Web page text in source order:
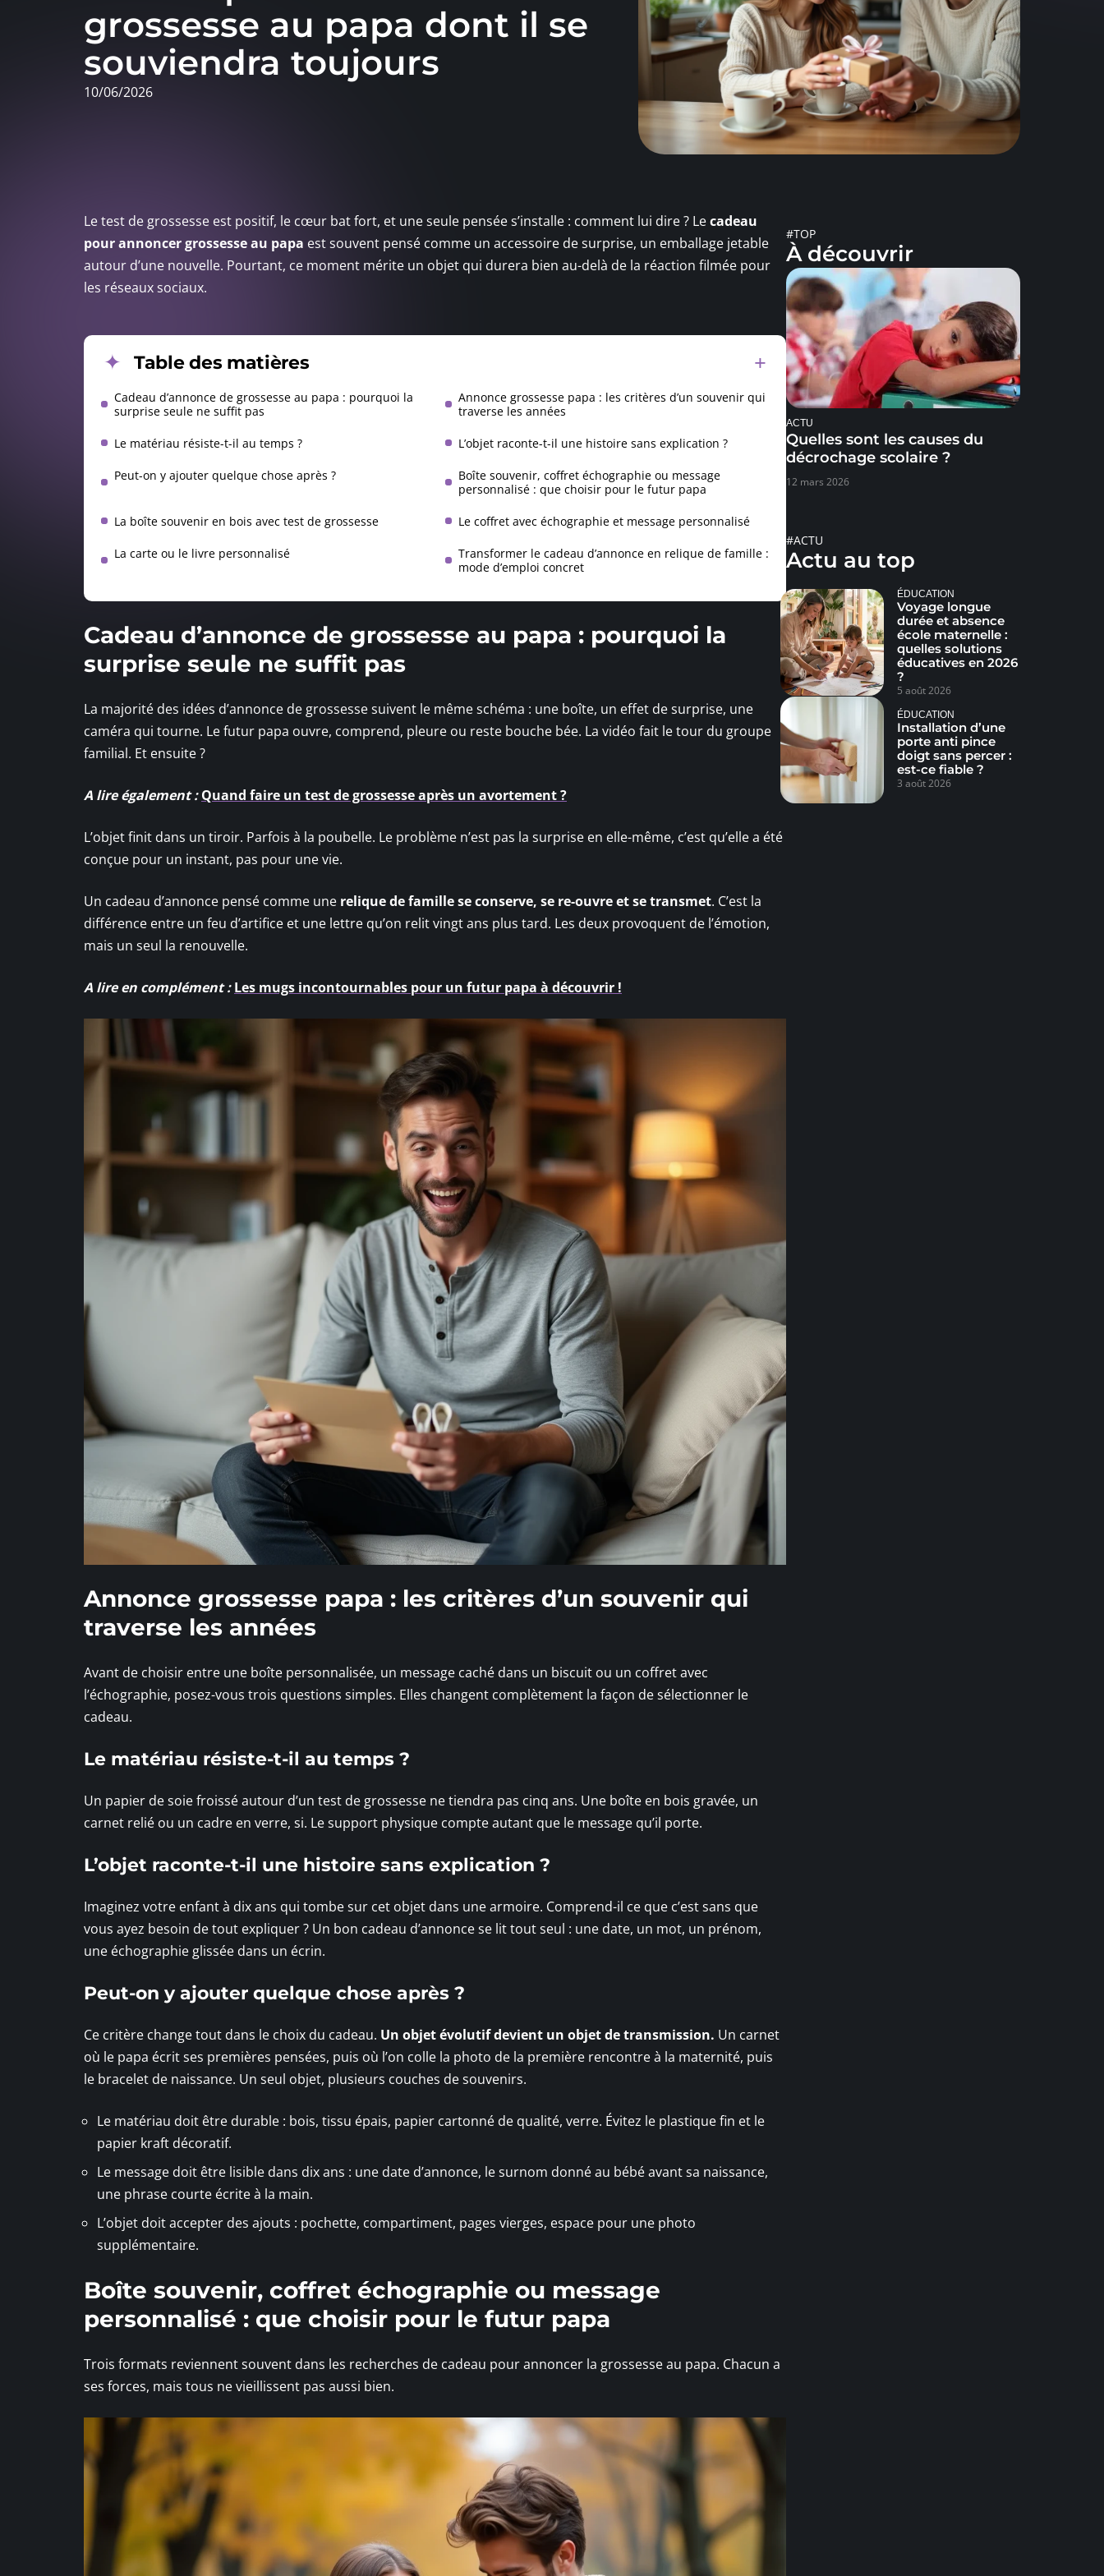
grossesse au papa dont il se
souviendra toujours
10/06/2026
Le test de grossesse est positif, le cœur bat fort, et une seule pensée s’installe : comment lui dire ? Lecadeau
pour annoncer grossesse au papa est souvent pensé comme un accessoire de surprise, un emballage jetable
autour d’une nouvelle. Pourtant, ce moment mérite un objet qui durera bien au-delà de la réaction filmée pour
les réseaux sociaux.
Table des matières
Cadeau d’annonce de grossesse au papa : pourquoi la
surprise seule ne suffit pas
Annonce grossesse papa : les critères d’un souvenir qui
traverse les années
Le matériau résiste-t-il au temps ? L’objet raconte-t-il une histoire sans explication ?
Peut-on y ajouter quelque chose après ?
Boîte souvenir, coffret échographie ou message
personnalisé : que choisir pour le futur papa
La boîte souvenir en bois avec test de grossesse Le coffret avec échographie et message personnalisé
La carte ou le livre personnalisé
Transformer le cadeau d’annonce en relique de famille :
mode d’emploi concret
Cadeau d’annonce de grossesse au papa : pourquoi la
surprise seule ne suffit pas
La majorité des idées d’annonce de grossesse suivent le même schéma : une boîte, un effet de surprise, une
caméra qui tourne. Le futur papa ouvre, comprend, pleure ou reste bouche bée. La vidéo fait le tour du groupe
familial. Et ensuite ?
A lire également : Quand faire un test de grossesse après un avortement ?
L’objet finit dans un tiroir. Parfois à la poubelle. Le problème n’est pas la surprise en elle-même, c’est qu’elle a été
conçue pour un instant, pas pour une vie.
Un cadeau d’annonce pensé comme une relique de famille se conserve, se re-ouvre et se transmet. C’est la
différence entre un feu d’artifice et une lettre qu’on relit vingt ans plus tard. Les deux provoquent de l’émotion,
mais un seul la renouvelle.
A lire en complément : Les mugs incontournables pour un futur papa à découvrir !
Annonce grossesse papa : les critères d’un souvenir qui
traverse les années
Avant de choisir entre une boîte personnalisée, un message caché dans un biscuit ou un coffret avec
l’échographie, posez-vous trois questions simples. Elles changent complètement la façon de sélectionner le
cadeau.
Le matériau résiste-t-il au temps ?
Un papier de soie froissé autour d’un test de grossesse ne tiendra pas cinq ans. Une boîte en bois gravée, un
carnet relié ou un cadre en verre, si. Le support physique compte autant que le message qu’il porte.
L’objet raconte-t-il une histoire sans explication ?
Imaginez votre enfant à dix ans qui tombe sur cet objet dans une armoire. Comprend-il ce que c’est sans que
vous ayez besoin de tout expliquer ? Un bon cadeau d’annonce se lit tout seul : une date, un mot, un prénom,
une échographie glissée dans un écrin.
Peut-on y ajouter quelque chose après ?
Ce critère change tout dans le choix du cadeau. Un objet évolutif devient un objet de transmission. Un carnet
où le papa écrit ses premières pensées, puis où l’on colle la photo de la première rencontre à la maternité, puis
le bracelet de naissance. Un seul objet, plusieurs couches de souvenirs.
Le matériau doit être durable : bois, tissu épais, papier cartonné de qualité, verre. Évitez le plastique fin et le
papier kraft décoratif.
Le message doit être lisible dans dix ans : une date d’annonce, le surnom donné au bébé avant sa naissance,
une phrase courte écrite à la main.
L’objet doit accepter des ajouts : pochette, compartiment, pages vierges, espace pour une photo
supplémentaire.
Boîte souvenir, coffret échographie ou message
personnalisé : que choisir pour le futur papa
Trois formats reviennent souvent dans les recherches de cadeau pour annoncer la grossesse au papa. Chacun a
ses forces, mais tous ne vieillissent pas aussi bien.
#TOP
À découvrir
ACTU
Quelles sont les causes du
décrochage scolaire ?
12 mars 2026
#ACTU
Actu au top
ÉDUCATION
Voyage longue
durée et absence
école maternelle :
quelles solutions
éducatives en 2026
?
5 août 2026
ÉDUCATION
Installation d’une
porte anti pince
doigt sans percer :
est-ce fiable ?
3 août 2026